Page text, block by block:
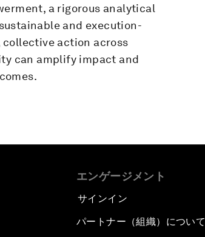
a rigorous analytical
and execution-
action across
can amplify impact and
エンゲージメント
サインイン
パートナー（組織）について